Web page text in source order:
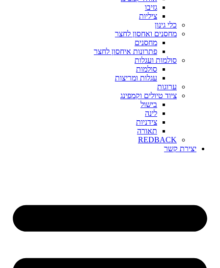
גזיבו
ציליות
כלי גינון
מחסנים ואחסון לחצר
מחסנים
פתרונות איחסון לחצר
סולמות ועגלות
סולמות
עגלות ומריצות
ערוגות
ציוד טיולים וקמפינג
בישול
לינה
צידניות
תאורה
REDBACK
יצירת קשר